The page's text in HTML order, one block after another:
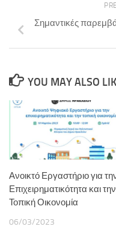
Σημαντικές
YOU MAY ALSO
Ανοικτό Εργαστήριο για
Επιχειρηματικότητα και την
Τοπική Οικονομία
06/03/2023